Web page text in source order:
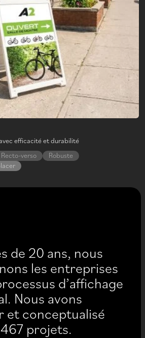
efficacité et durabilité
Recto-verso
Robuste
de 20 ans, nous
les entreprises
d’affichage
Nous avons
et conceptualisé
projets.